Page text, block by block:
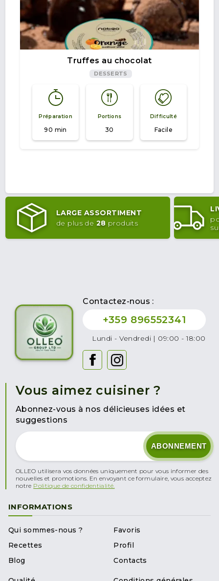
Truffes au chocolat
DESSERTS
Préparation
90 min
Portions
30
Difficulté
Facile
LARGE ASSORTIMENT
de plus de 28 produits
Contactez-nous :
+359 896552341
Lundi - Vendredi | 09:00 - 18:00
Vous aimez cuisiner ?
Abonnez-vous à nos délicieuses idées et
suggestions
OLLEO utilisera vos données uniquement pour vous informer des
nouvelles et promotions. En envoyant ce formulaire, vous acceptez
notre Politique de confidentialité.
INFORMATIONS
Qui sommes-nous ?
Recettes
Blog
Favoris
Profil
Contacts